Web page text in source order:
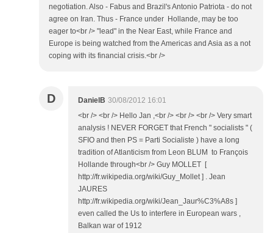
negotiation. Also - Fabus and Brazil's Antonio Patriota - do not
agree on Iran. Thus - France under Hollande, may be too
eager to<br /> "lead" in the Near East, while France and
Europe is being watched from the Americas and Asia as a not
coping with its financial crisis.<br />
D DanielB 30/08/2012 16:01
<br /> <br /> Hello Jan ,<br /> <br /> <br /> Very smart
analysis ! NEVER FORGET that French " socialists " (
SFIO and then PS = Parti Socialiste ) have a long
tradition of Atlanticism from Leon BLUM to François
Hollande through<br /> Guy MOLLET [
http://fr.wikipedia.org/wiki/Guy_Mollet ] . Jean
JAURES
http://fr.wikipedia.org/wiki/Jean_Jaur%C3%A8s ]
even called the Us to interfere in European wars ,
Balkan war of 1912